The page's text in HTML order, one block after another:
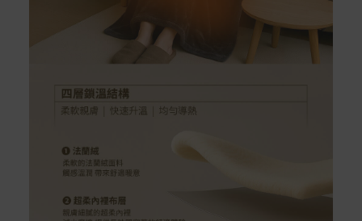
預購商品依商品頁面上的出貨時間安排，且有可能因實際
生產狀況有延後情況發生。
保固與售後服務
s://www.acer.com/tw-zh/support/warranty/product-wa
rranties
情請參考商品說明。
服務信箱聯繫客服。